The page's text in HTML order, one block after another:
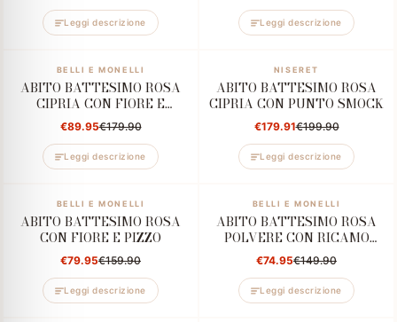
Leggi descrizione Leggi descrizione
BELLI E MONELLI
ABITO BATTESIMO ROSA
CIPRIA CON FIORE E
MANICA VELO
€89.95€179.90
Leggi descrizione
NISERET
ABITO BATTESIMO ROSA
CIPRIA CON PUNTO SMOCK
€179.91€199.90
Leggi descrizione
BELLI E MONELLI
ABITO BATTESIMO ROSA
CON FIORE E PIZZO
€79.95€159.90
Leggi descrizione
BELLI E MONELLI
ABITO BATTESIMO ROSA
POLVERE CON RICAMO
FLOREALE
€74.95€149.90
Leggi descrizione
Confirm your age